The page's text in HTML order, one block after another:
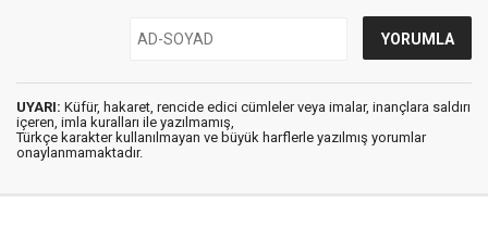
UYARI: Küfür, hakaret, rencide edici cümleler veya imalar, inançlara saldırı
içeren, imla kuralları ile yazılmamış,
Türkçe karakter kullanılmayan ve büyük harflerle yazılmış yorumlar
onaylanmamaktadır.